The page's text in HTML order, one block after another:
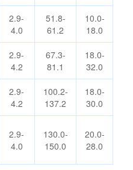
2.9-
4.0
51.8-
61.2
10.0-
18.0
2.9-
4.2
67.3-
81.1
18.0-
32.0
2.9-
4.2
100.2-
137.2
18.0-
30.0
2.9-
4.0
130.0-
150.0
20.0-
28.0